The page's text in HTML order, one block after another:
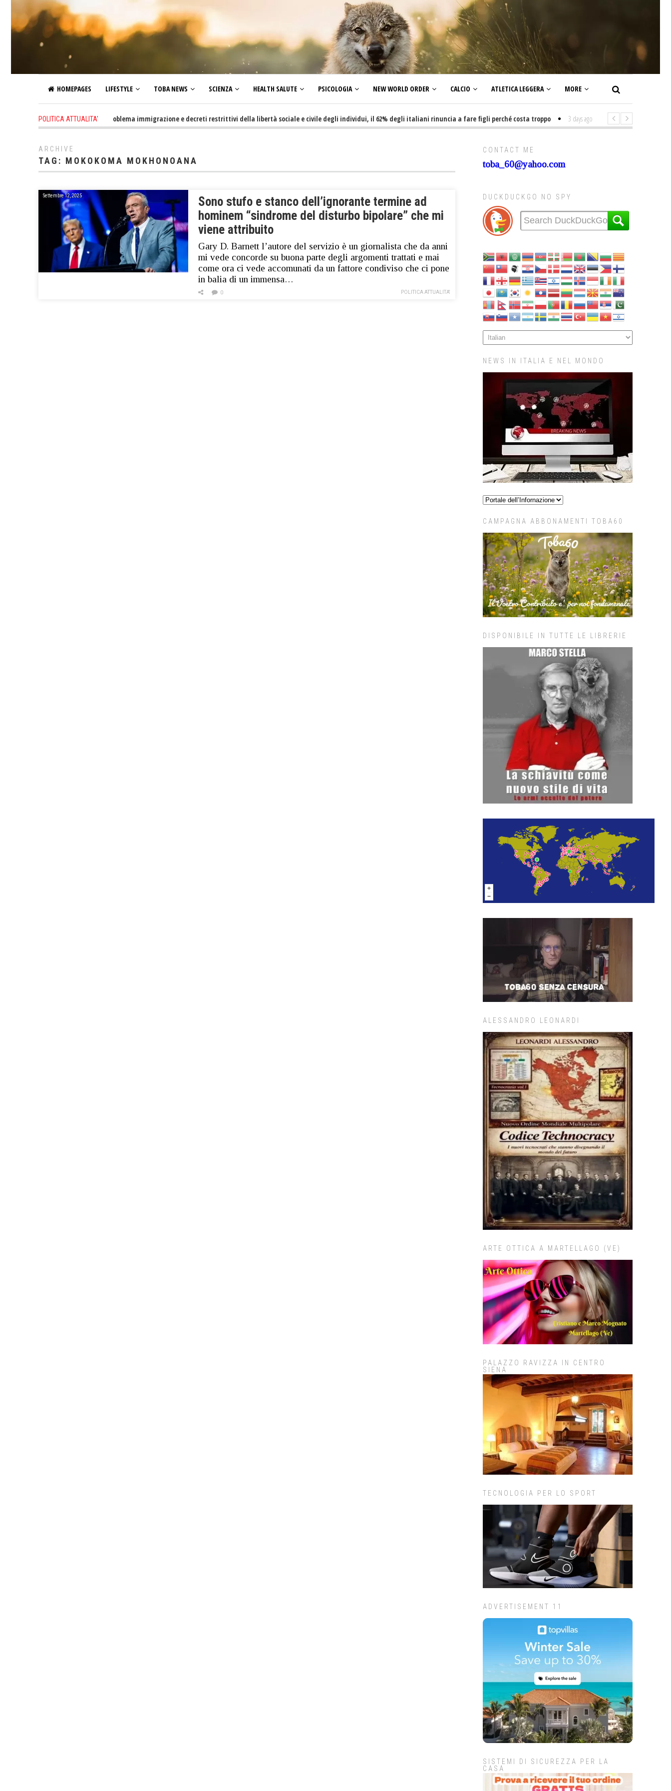
HOMEPAGES LIFESTYLE TOBA NEWS SCIENZA HEALTH SALUTE PSICOLOGIA NEW WORLD ORDER CALCIO ATLETICA LEGGERA MORE
POLITICA ATTUALITA'
2 days ago - Altro che problema immigrazione e decreti restrittivi della libertà sociale e civile degli individui, il 62% degli italiani rinuncia a fare figli perché costa troppo 3 days ago - Non mi interesso di politica
ARCHIVE
TAG: MOKOKOMA MOKHONOANA
Settembre 12, 2025
Sono stufo e stanco dell’ignorante termine ad
hominem “sindrome del disturbo bipolare” che mi
viene attribuito
Gary D. Barnett l’autore del servizio è un giornalista che da anni
mi vede concorde su buona parte degli argomenti trattati e mai
come ora ci vede accomunati da un fattore condiviso che ci pone
in balia di un immensa…
POLITICA ATTUALITA'
0
CONTACT ME
toba_60@yahoo.com
DUCKDUCKGO NO SPY
NEWS IN ITALIA E NEL MONDO
CAMPAGNA ABBONAMENTI TOBA60
DISPONIBILE IN TUTTE LE LIBRERIE
ALESSANDRO LEONARDI
ARTE OTTICA A MARTELLAGO (VE)
PALAZZO RAVIZZA IN CENTRO
SIENA
TECNOLOGIA PER LO SPORT
ADVERTISEMENT 11
SISTEMI DI SICUREZZA PER LA
CASA